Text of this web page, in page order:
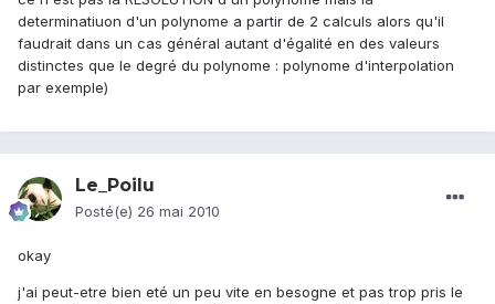
determinatiuon d'un polynome a partir de 2 calculs alors qu'il
faudrait dans un cas général autant d'égalité en des valeurs
distinctes que le degré du polynome : polynome d'interpolation
par exemple)
Le_Poilu
Posté(e) 26 mai 2010
okay
j'ai peut-etre bien eté un peu vite en besogne et pas trop pris le